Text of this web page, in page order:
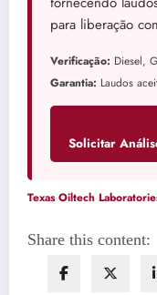
para liberação
Verificação: Diesel,
Garantia: Laudos
Solicitar
Texas Oiltech
Share this content: